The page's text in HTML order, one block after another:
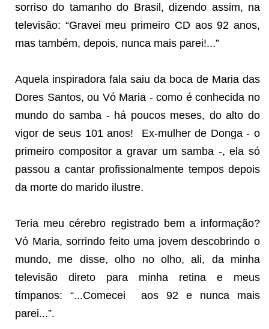
sorriso do tamanho do Brasil, dizendo assim, na
televisão: “Gravei meu primeiro CD aos 92 anos,
mas também, depois, nunca mais parei!...”
Aquela inspiradora fala saiu da boca de Maria das
Dores Santos, ou Vó Maria - como é conhecida no
mundo do samba - há poucos meses, do alto do
vigor de seus 101 anos! Ex-mulher de Donga - o
primeiro compositor a gravar um samba -, ela só
passou a cantar profissionalmente tempos depois
da morte do marido ilustre.
Teria meu cérebro registrado bem a informação?
Vó Maria, sorrindo feito uma jovem descobrindo o
mundo, me disse, olho no olho, ali, da minha
televisão direto para minha retina e meus
tímpanos: “...Comecei aos 92 e nunca mais
parei...”.